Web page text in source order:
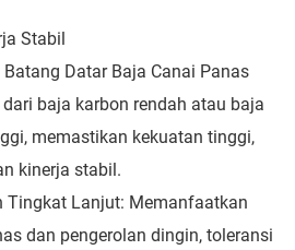
Stabil
Datar Baja Canai Panas
baja karbon rendah atau baja
memastikan kekuatan tinggi,
kinerja stabil.
Tingkat Lanjut: Memanfaatkan
dan pengerolan dingin, toleransi